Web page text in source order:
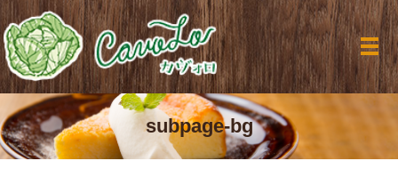
メ
subpage-bg